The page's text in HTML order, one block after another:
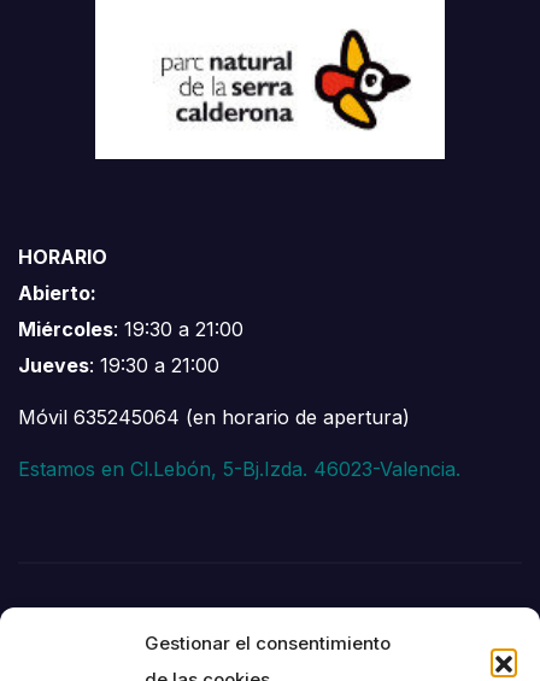
Gestionar el consentimiento
HORARIO
Abierto:
Miércoles: 19:30 a 21:00
Jueves: 19:30 a 21:00
Móvil 635245064 (en horario de apertura)
Estamos en Cl.Lebón, 5-Bj.Izda. 46023-Valencia.